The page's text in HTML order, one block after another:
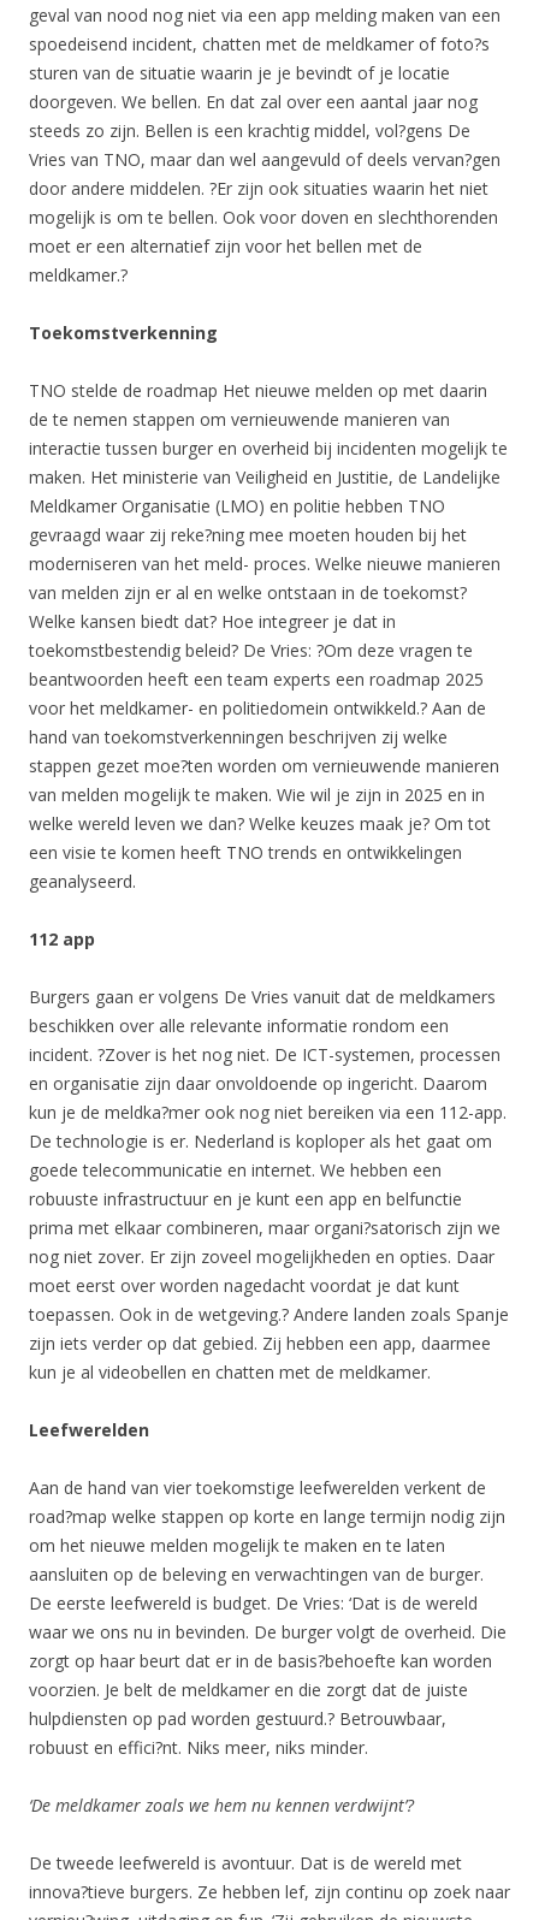
geval van nood nog niet via een app melding maken van een
spoedeisend incident, chatten met de meldkamer of foto?s
sturen van de situatie waarin je je bevindt of je locatie
doorgeven. We bellen. En dat zal over een aantal jaar nog
steeds zo zijn. Bellen is een krachtig middel, vol?gens De
Vries van TNO, maar dan wel aangevuld of deels vervan?gen
door andere middelen. ?Er zijn ook situaties waarin het niet
mogelijk is om te bellen. Ook voor doven en slechthorenden
moet er een alternatief zijn voor het bellen met de
meldkamer.?
Toekomstverkenning
TNO stelde de roadmap Het nieuwe melden op met daarin
de te nemen stappen om vernieuwende manieren van
interactie tussen burger en overheid bij incidenten mogelijk te
maken. Het ministerie van Veiligheid en Justitie, de Landelijke
Meldkamer Organisatie (LMO) en politie hebben TNO
gevraagd waar zij reke?ning mee moeten houden bij het
moderniseren van het meld- proces. Welke nieuwe manieren
van melden zijn er al en welke ontstaan in de toekomst?
Welke kansen biedt dat? Hoe integreer je dat in
toekomstbestendig beleid? De Vries: ?Om deze vragen te
beantwoorden heeft een team experts een roadmap 2025
voor het meldkamer- en politiedomein ontwikkeld.? Aan de
hand van toekomstverkenningen beschrijven zij welke
stappen gezet moe?ten worden om vernieuwende manieren
van melden mogelijk te maken. Wie wil je zijn in 2025 en in
welke wereld leven we dan? Welke keuzes maak je? Om tot
een visie te komen heeft TNO trends en ontwikkelingen
geanalyseerd.
112 app
Burgers gaan er volgens De Vries vanuit dat de meldkamers
beschikken over alle relevante informatie rondom een
incident. ?Zover is het nog niet. De ICT-systemen, processen
en organisatie zijn daar onvoldoende op ingericht. Daarom
kun je de meldka?mer ook nog niet bereiken via een 112-app.
De technologie is er. Nederland is koploper als het gaat om
goede telecommunicatie en internet. We hebben een
robuuste infrastructuur en je kunt een app en belfunctie
prima met elkaar combineren, maar organi?satorisch zijn we
nog niet zover. Er zijn zoveel mogelijkheden en opties. Daar
moet eerst over worden nagedacht voordat je dat kunt
toepassen. Ook in de wetgeving.? Andere landen zoals Spanje
zijn iets verder op dat gebied. Zij hebben een app, daarmee
kun je al videobellen en chatten met de meldkamer.
Leefwerelden
Aan de hand van vier toekomstige leefwerelden verkent de
road?map welke stappen op korte en lange termijn nodig zijn
om het nieuwe melden mogelijk te maken en te laten
aansluiten op de beleving en verwachtingen van de burger.
De eerste leefwereld is budget. De Vries: ‘Dat is de wereld
waar we ons nu in bevinden. De burger volgt de overheid. Die
zorgt op haar beurt dat er in de basis?behoefte kan worden
voorzien. Je belt de meldkamer en die zorgt dat de juiste
hulpdiensten op pad worden gestuurd.? Betrouwbaar,
robuust en effici?nt. Niks meer, niks minder.
‘De meldkamer zoals we hem nu kennen verdwijnt’?
De tweede leefwereld is avontuur. Dat is de wereld met
innova?tieve burgers. Ze hebben lef, zijn continu op zoek naar